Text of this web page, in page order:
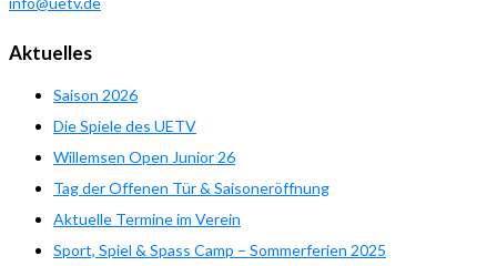
Aktuelles
Saison 2026
Die Spiele des UETV
Willemsen Open Junior 26
Tag der Offenen Tür & Saisoneröffnung
Aktuelle Termine im Verein
Sport, Spiel & Spass Camp – Sommerferien 2025